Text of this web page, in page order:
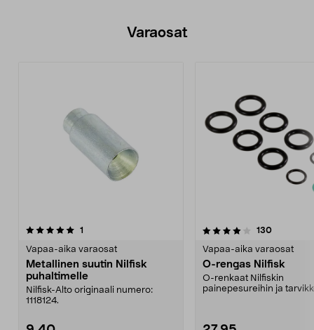
Varaosat
1
Vapaa-aika varaosat
Metallinen suutin Nilfisk
puhaltimelle
Nilfisk-Alto originaali numero:
1118124.
4.0viidestä
130arvostelut
Vapaa-aika varaosat
O-rengas Nilfisk
O-renkaat Nilfiskin
painepesureihin ja